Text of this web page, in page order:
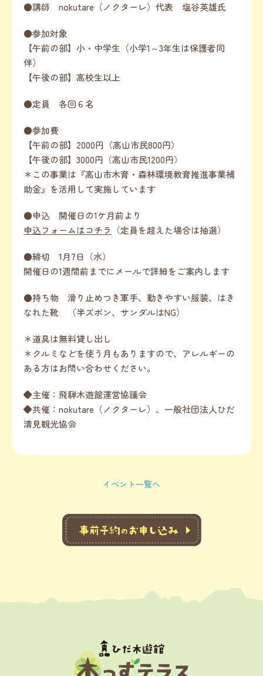
●講師 nokutare（ノクターレ）代表 塩谷英雄氏
●参加対象
【午前の部】小・中学生（小学1～3年生は保護者同
伴）
【午後の部】高校生以上
●定員 各回６名
●参加費
【午前の部】2000円（高山市民800円）
【午後の部】3000円（高山市民1200円）
＊この事業は『高山市木育・森林環境教育推進事業補
助金』を活用して実施しています
●申込 開催日の1ケ月前より
申込フォームはコチラ
（定員を超えた場合は抽選）
●締切 1月7日（水）
開催日の1週間前までにメールで詳細をご案内します
●持ち物 滑り止めつき軍手、動きやすい服装、はき
なれた靴 （半ズボン、サンダルはNG）
＊道具は無料貸し出し
＊クルミなどを使う月もありますので、アレルギーの
ある方はお問い合わせください。
◆主催：飛騨木遊館運営協議会
◆共催：nokutare（ノクターレ）、一般社団法人ひだ
清見観光協会
イベント一覧へ